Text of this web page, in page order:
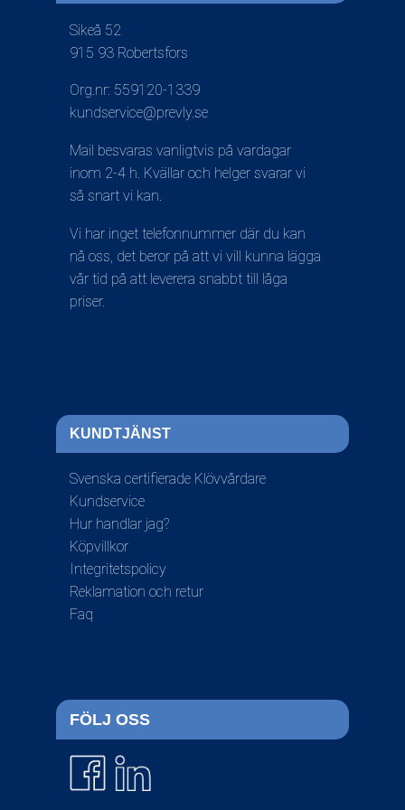
Sikeå 52
915 93 Robertsfors
Org.nr: 559120-1339
kundservice@prevly.se
Mail besvaras vanligtvis på vardagar
inom 2-4 h. Kvällar och helger svarar vi
så snart vi kan.
Vi har inget telefonnummer där du kan
nå oss, det beror på att vi vill kunna lägga
vår tid på att leverera snabbt till låga
priser.
KUNDTJÄNST
Svenska certifierade Klövvårdare
Kundservice
Hur handlar jag?
Köpvillkor
Integritetspolicy
Reklamation och retur
Faq
FÖLJ OSS